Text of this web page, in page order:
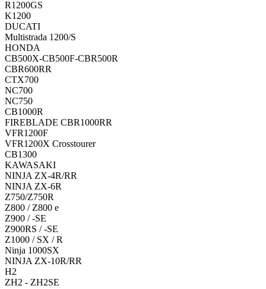
R1200GS
K1200
DUCATI
Multistrada 1200/S
HONDA
CB500X-CB500F-CBR500R
CBR600RR
CTX700
NC700
NC750
CB1000R
FIREBLADE CBR1000RR
VFR1200F
VFR1200X Crosstourer
CB1300
KAWASAKI
NINJA ZX-4R/RR
NINJA ZX-6R
Z750/Z750R
Z800 / Z800 e
Z900 / -SE
Z900RS / -SE
Z1000 / SX / R
Ninja 1000SX
NINJA ZX-10R/RR
H2
ZH2 - ZH2SE